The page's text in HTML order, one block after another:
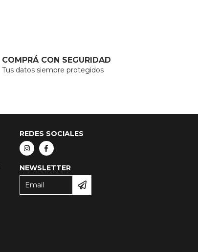
COMPRÁ CON SEGURIDAD
Tus datos siempre protegidos
REDES SOCIALES
NEWSLETTER